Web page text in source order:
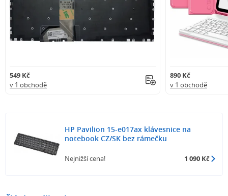
549 Kč
v 1 obchodě
890 Kč
v 1 obchodě
HP Pavilion 15-e017ax klávesnice na
notebook CZ/SK bez rámečku
Nejnižší cena! 1 090 Kč